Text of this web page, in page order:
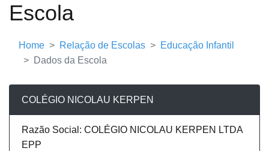
Escola
Home Relação de Escolas
Educação Infantil
Dados da Escola
COLÉGIO NICOLAU KERPEN
Razão Social: COLÉGIO NICOLAU KERPEN LTDA
EPP